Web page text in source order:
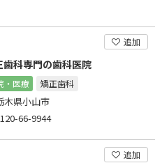
追加
歯科専門の歯科医院
・医療 矯正歯科
木県小山市
66-9944
追加